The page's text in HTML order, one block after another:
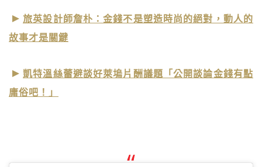
旅英設計師詹朴：金錢不是塑造時尚的絕對，動人的
故事才是關鍵
凱特溫絲蕾避談好萊塢片酬議題「公開談論金錢有點
庸俗吧！」